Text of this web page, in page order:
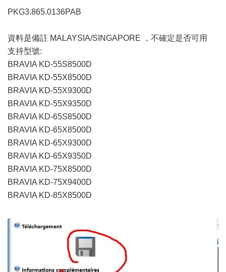
PKG3.865.0136PAB
資料是備註 MALAYSIA/SINGAPORE ，不確定是否可用
支持型號:
BRAVIA KD-55S8500D
BRAVIA KD-55X8500D
BRAVIA KD-55X9300D
BRAVIA KD-55X9350D
BRAVIA KD-65S8500D
BRAVIA KD-65X8500D
BRAVIA KD-65X9300D
BRAVIA KD-65X9350D
BRAVIA KD-75X8500D
BRAVIA KD-75X9400D
BRAVIA KD-85X8500D